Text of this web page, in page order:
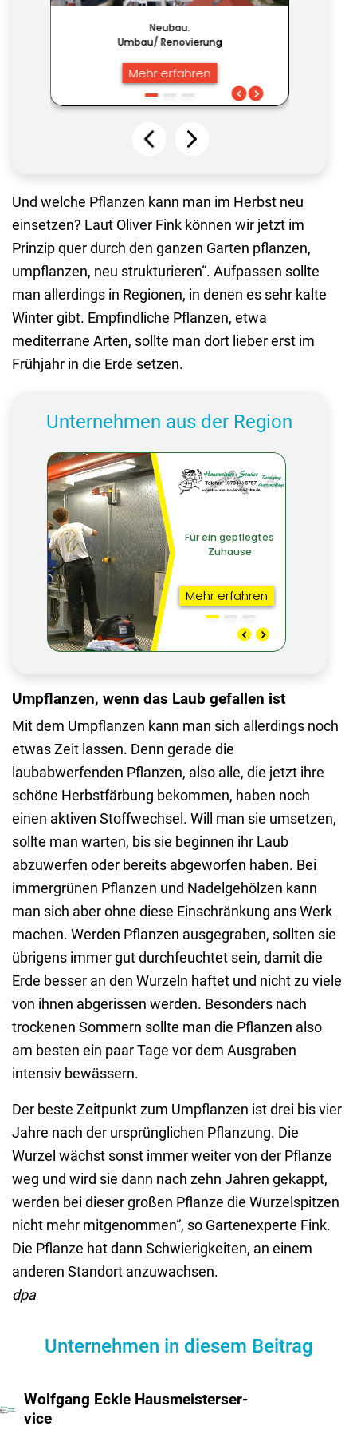
Und welche Pflanzen kann man im Herbst neu
einsetzen? Laut Oliver Fink können wir jetzt im
Prinzip quer durch den ganzen Garten pflanzen,
umpflanzen, neu strukturieren“. Aufpassen sollte
man allerdings in Regionen, in denen es sehr kalte
Winter gibt. Empfindliche Pflanzen, etwa
mediterrane Arten, sollte man dort lieber erst im
Frühjahr in die Erde setzen.
Unternehmen aus der Region
Umpflanzen, wenn das Laub gefallen ist
Mit dem Umpflanzen kann man sich allerdings noch
etwas Zeit lassen. Denn gerade die
laubabwerfenden Pflanzen, also alle, die jetzt ihre
schöne Herbstfärbung bekommen, haben noch
einen aktiven Stoffwechsel. Will man sie umsetzen,
sollte man warten, bis sie beginnen ihr Laub
abzuwerfen oder bereits abgeworfen haben. Bei
immergrünen Pflanzen und Nadelgehölzen kann
man sich aber ohne diese Einschränkung ans Werk
machen. Werden Pflanzen ausgegraben, sollten sie
übrigens immer gut durchfeuchtet sein, damit die
Erde besser an den Wurzeln haftet und nicht zu viele
von ihnen abgerissen werden. Besonders nach
trockenen Sommern sollte man die Pflanzen also
am besten ein paar Tage vor dem Ausgraben
intensiv bewässern.
Der beste Zeitpunkt zum Umpflanzen ist drei bis vier
Jahre nach der ursprünglichen Pflanzung. Die
Wurzel wächst sonst immer weiter von der Pflanze
weg und wird sie dann nach zehn Jahren gekappt,
werden bei dieser großen Pflanze die Wurzelspitzen
nicht mehr mitgenommen“, so Gartenexperte Fink.
Die Pflanze hat dann Schwierigkeiten, an einem
anderen Standort anzuwachsen.
dpa
Unternehmen in diesem Beitrag
Wolf­gang Eckle Haus­meis­ter­ser­
vice